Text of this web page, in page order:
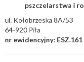
pszczelarstwa i
ul. Kołobrzeska 8A/53
64-920 Piła
nr ewidencyjny: ESZ.161